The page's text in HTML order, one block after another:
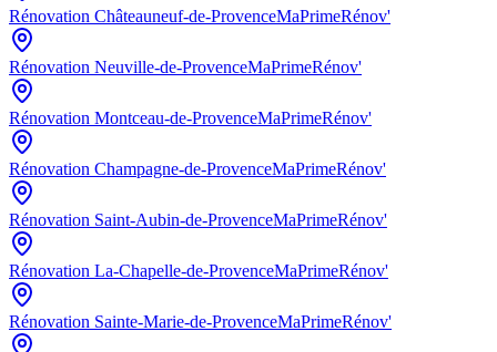
Rénovation Châteauneuf-de-ProvenceMaPrimeRénov'
Rénovation Neuville-de-ProvenceMaPrimeRénov'
Rénovation Montceau-de-ProvenceMaPrimeRénov'
Rénovation Champagne-de-ProvenceMaPrimeRénov'
Rénovation Saint-Aubin-de-ProvenceMaPrimeRénov'
Rénovation La-Chapelle-de-ProvenceMaPrimeRénov'
Rénovation Sainte-Marie-de-ProvenceMaPrimeRénov'